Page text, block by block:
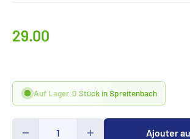
Prix
29.00
Auf Lager:0 Stück in Spreitenbach
Ajouter